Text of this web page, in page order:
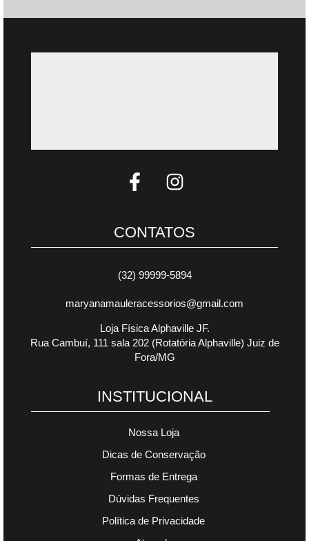
CONTATOS
(32) 99999-5894
maryanamauleracessorios@gmail.com
Loja Física Alphaville JF.
Rua Cambuí, 111 sala 202 (Rotatória Alphaville) Juiz de
Fora/MG
INSTITUCIONAL
Nossa Loja
Dicas de Conservação
Formas de Entrega
Dúvidas Frequentes
Política de Privacidade